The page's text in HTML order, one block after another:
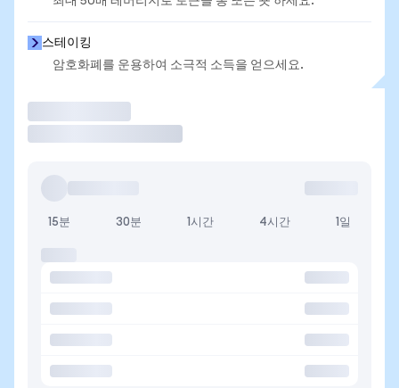
스테이킹
암호화폐를 운용하여 소극적 소득을 얻으세요.
15분 30분 1시간 4시간 1일